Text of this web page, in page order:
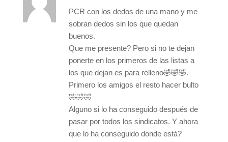
PCR con los dedos de una mano y me
sobran dedos sin los que quedan
buenos.
Que me presente? Pero si no te dejan
ponerte en los primeros de las listas a
los que dejan es para relleno🤣🤣🤣.
Primero los amigos el resto hacer bulto
🤣🤣🤣
Alguno si lo ha conseguido después de
pasar por todos los sindicatos. Y ahora
que lo ha conseguido donde está?